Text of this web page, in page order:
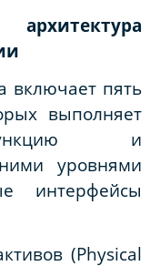
включает пять
выполняет
и
уровнями
интерфейсы
(Physical